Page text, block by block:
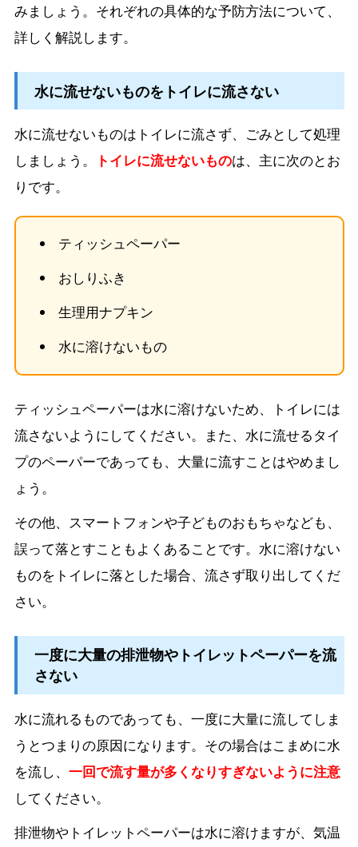
みましょう。それぞれの具体的な予防方法について、
詳しく解説します。
水に流せないものをトイレに流さない
水に流せないものはトイレに流さず、ごみとして処理
しましょう。
トイレに流せないものは、主に次のとお
りです。
ティッシュペーパー
おしりふき
生理用ナプキン
水に溶けないもの
ティッシュペーパーは水に溶けないため、トイレには
流さないようにしてください。また、水に流せるタイ
プのペーパーであっても、大量に流すことはやめまし
ょう。
その他、スマートフォンや子どものおもちゃなども、
誤って落とすこともよくあることです。水に溶けない
ものをトイレに落とした場合、流さず取り出してくだ
さい。
一度に大量の排泄物やトイレットペーパーを流
さない
水に流れるものであっても、一度に大量に流してしま
うとつまりの原因になります。その場合はこまめに水
を流し、 一回で流す量が多くなりすぎないように注意
してください。
排泄物やトイレットペーパーは水に溶けますが、気温